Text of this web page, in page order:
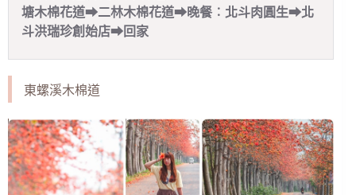
塘木棉花道➡二林木棉花道➡晚餐︰北斗肉圓生➡北
斗洪瑞珍創始店➡回家
東螺溪木棉道